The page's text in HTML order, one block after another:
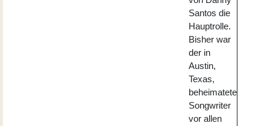
Santos die
Hauptrolle.
Bisher war
der in
Austin,
Texas,
beheimatete
Songwriter
vor allen